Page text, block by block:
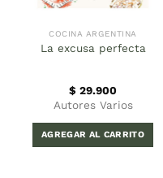
COCINA ARGENTINA
La excusa perfecta
$ 29.900
Autores Varios
AGREGAR AL CARRITO